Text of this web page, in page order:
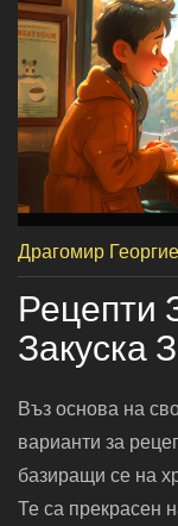
Драгомир
Рецепти
Закуска
Въз основа на
варианти за
базиращи се на
Те са прекрасен